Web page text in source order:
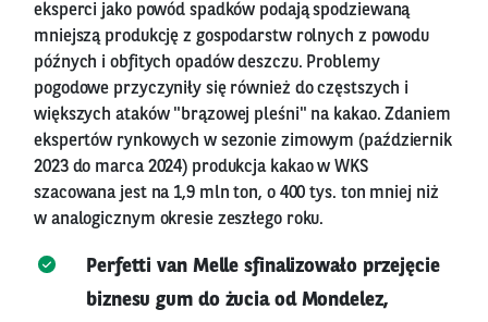
eksperci jako powód spadków podają spodziewaną
mniejszą produkcję z gospodarstw rolnych z powodu
późnych i obfitych opadów deszczu. Problemy
pogodowe przyczyniły się również do częstszych i
większych ataków "brązowej pleśni" na kakao. Zdaniem
ekspertów rynkowych w sezonie zimowym (październik
2023 do marca 2024) produkcja kakao w WKS
szacowana jest na 1,9 mln ton, o 400 tys. ton mniej niż
w analogicznym okresie zeszłego roku.
Perfetti van Melle sfinalizowało przejęcie
biznesu gum do żucia od Mondelez,